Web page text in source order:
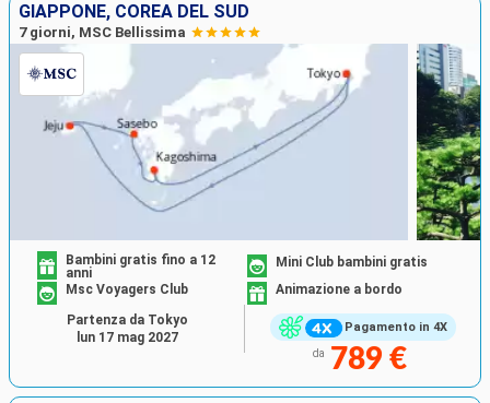
GIAPPONE, COREA DEL SUD
7 giorni, MSC Bellissima
Pagamento in 4X
Bambini gratis fino a 12
anni
Mini Club bambini gratis
Msc Voyagers Club
Animazione a bordo
da 789 €
Partenza da Tokyo
lun 17 mag 2027